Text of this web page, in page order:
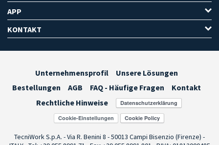
APP
KONTAKT
Unternehmensprofil
Unsere Lösungen
Bestellungen
AGB FAQ - Häufige Fragen
Kontakt
Rechtliche Hinweise
Cookie-Einstellungen
TecniWork S.p.A. - Via R. Benini 8 - 50013 Campi Bisenzio (Firenze) -